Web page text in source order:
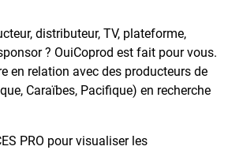
distributeur, TV, plateforme,
? OuiCoprod est fait pour vous.
en relation avec des producteurs de
Caraïbes, Pacifique) en recherche
PRO pour visualiser les